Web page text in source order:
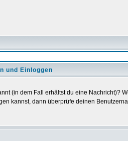
und Einloggen
(in dem Fall erhältst du eine Nachricht)?
kannst, dann überprüfe deinen